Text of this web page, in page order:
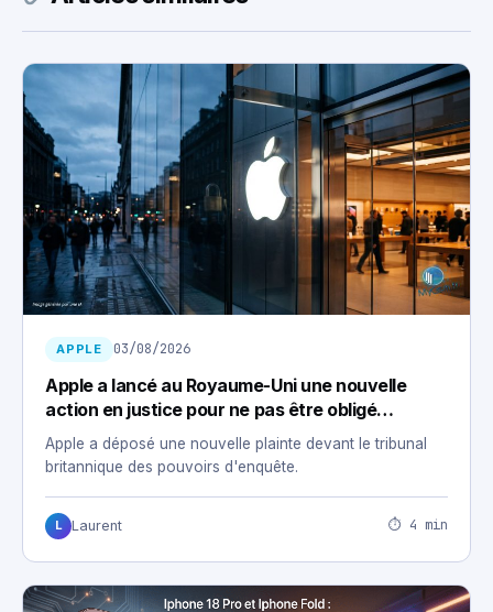
APPLE 03/08/2026
Apple a lancé au Royaume-Uni une nouvelle
action en justice pour ne pas être obligé
d’installer une porte dérobée
Apple a déposé une nouvelle plainte devant le tribunal
britannique des pouvoirs d'enquête.
L Laurent ⏱ 4 min